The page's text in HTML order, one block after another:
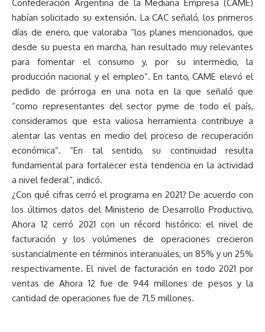
Confederación Argentina de la Mediana Empresa (CAME)
habían solicitado su extensión. La CAC señaló, los primeros
días de enero, que valoraba “los planes mencionados, que
desde su puesta en marcha, han resultado muy relevantes
para fomentar el consumo y, por su intermedio, la
producción nacional y el empleo”. En tanto, CAME elevó el
pedido de prórroga en una nota en la que señaló que
“como representantes del sector pyme de todo el país,
consideramos que esta valiosa herramienta contribuye a
alentar las ventas en medio del proceso de recuperación
económica”. “En tal sentido, su continuidad resulta
fundamental para fortalecer esta tendencia en la actividad
a nivel federal”, indicó.
¿Con qué cifras cerró el programa en 2021? De acuerdo con
los últimos datos del Ministerio de Desarrollo Productivo,
Ahora 12 cerró 2021 con un récord histórico: el nivel de
facturación y los volúmenes de operaciones crecieron
sustancialmente en términos interanuales, un 85% y un 25%
respectivamente. El nivel de facturación en todo 2021 por
ventas de Ahora 12 fue de 944 millones de pesos y la
cantidad de operaciones fue de 71,5 millones.